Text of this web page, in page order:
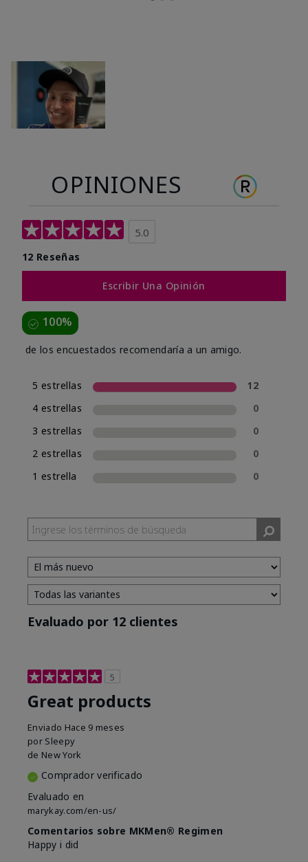
OPINIONES
5.0
12 Reseñas
Escribir Una Opinión
100%
de los encuestados recomendaría a un amigo.
5 estrellas
12
4 estrellas
0
3 estrellas
0
2 estrellas
0
1 estrella
0
Evaluado por 12 clientes
5
Great products
Enviado Hace 9 meses
por Sleepy
de New York
Comprador verificado
Evaluado en
marykay.com/en-us/
Comentarios sobre MKMen® Regimen
Happy i did